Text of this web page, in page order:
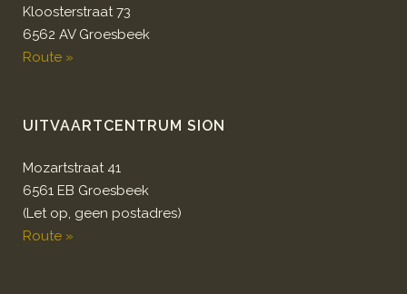
Kloosterstraat 73
6562 AV Groesbeek
Route »
UITVAARTCENTRUM SION
Mozartstraat 41
6561 EB Groesbeek
(Let op, geen postadres)
Route »